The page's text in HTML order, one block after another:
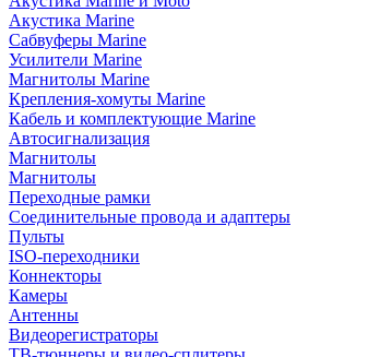
Акустика Marine
Сабвуферы Marine
Усилители Marine
Магнитолы Marine
Крепления-хомуты Marine
Кабель и комплектующие Marine
Автосигнализация
Магнитолы
Магнитолы
Переходные рамки
Соединительные провода и адаптеры
Пульты
ISO-переходники
Коннекторы
Камеры
Антенны
Видеорегистраторы